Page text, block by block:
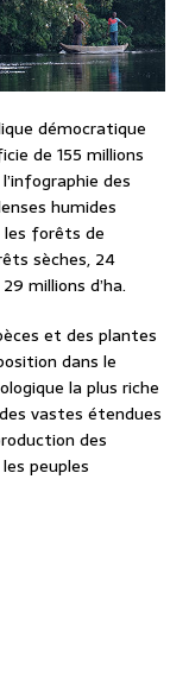
démocratique
de 155 millions
des
humides
les forêts de
sèches, 24
millions d’ha.
et des plantes
dans le
la plus riche
vastes étendues
des
peuples